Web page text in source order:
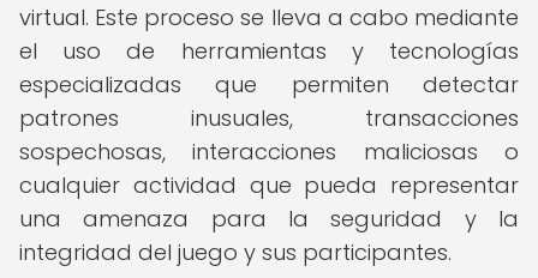
virtual. Este proceso se lleva a cabo mediante
el uso de herramientas y tecnologías
especializadas que permiten detectar
patrones inusuales, transacciones
sospechosas, interacciones maliciosas o
cualquier actividad que pueda representar
una amenaza para la seguridad y la
integridad del juego y sus participantes.